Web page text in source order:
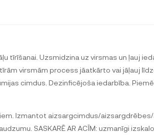
tīrīšanai. Uzsmidzina uz virsmas un ļauj
virsmām process jāatkārto vai jāļauj
cimdus. Dezinficējoša iedarbība.
Izmantot aizsargcimdus/
SASKARĒ AR ACĪM: uzmanīgi